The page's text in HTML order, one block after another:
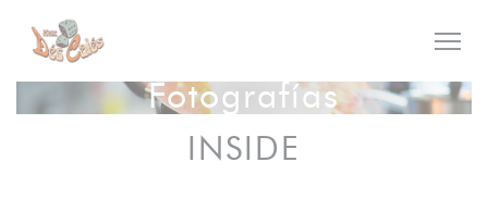
Personalización de sus opciones de cookies
Fotografías
INSIDE